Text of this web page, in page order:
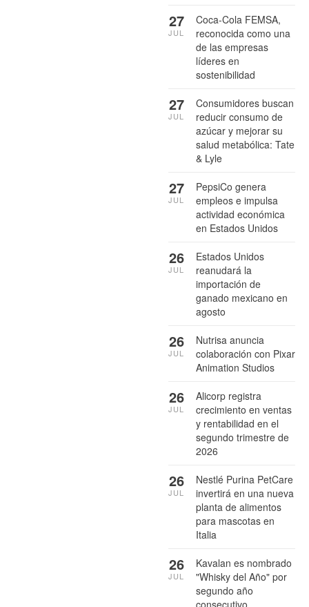
Coca-Cola FEMSA,
reconocida como una
de las empresas
líderes en
sostenibilidad
27
JUL
Consumidores buscan
reducir consumo de
azúcar y mejorar su
salud metabólica: Tate
& Lyle
27
JUL
PepsiCo genera
empleos e impulsa
actividad económica
en Estados Unidos
27
JUL
Estados Unidos
reanudará la
importación de
ganado mexicano en
agosto
26
JUL
Nutrisa anuncia
colaboración con Pixar
Animation Studios
26
JUL
Alicorp registra
crecimiento en ventas
y rentabilidad en el
segundo trimestre de
2026
26
JUL
Nestlé Purina PetCare
invertirá en una nueva
planta de alimentos
para mascotas en
Italia
26
JUL
Kavalan es nombrado
"Whisky del Año" por
segundo año
consecutivo
26
JUL